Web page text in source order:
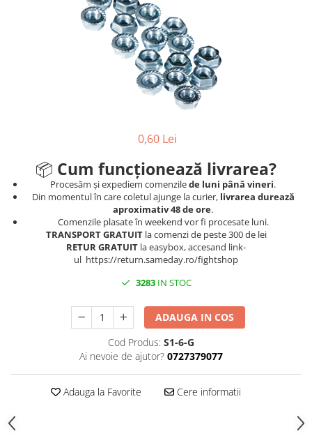
0,60 Lei
📦 Cum funcționează livrarea?
Procesăm și expediem comenzilede luni până vineri.
Din momentul în care coletul ajunge la curier, livrarea durează
aproximativ 48 de ore.
Comenzile plasate în weekend vor fi procesate luni.
TRANSPORT GRATUITla comenzi de peste 300 de lei
RETUR GRATUIT la easybox, accesand link-
ul https://return.sameday.ro/fightshop
3283IN STOC
ADAUGA IN COS
Cod Produs: S1-6-G
Ai nevoie de ajutor? 0727379077
Adauga la Favorite Cere informatii